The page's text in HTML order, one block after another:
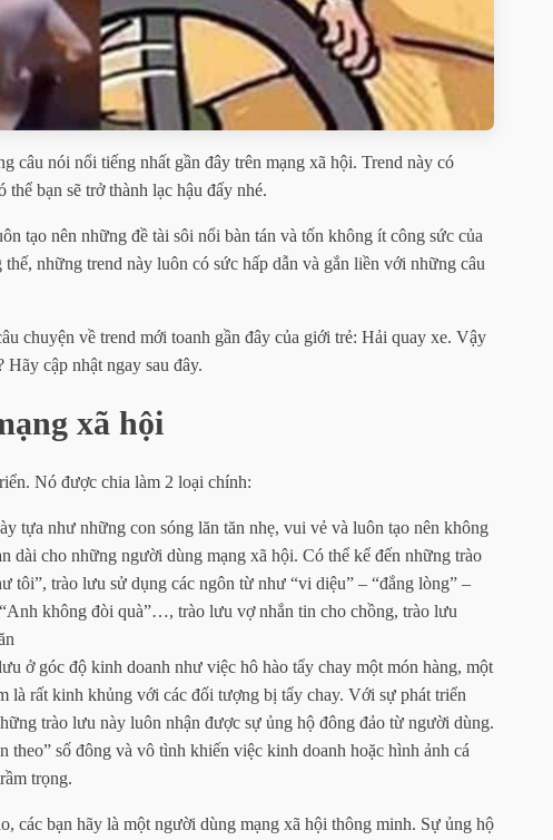
câu nói nổi tiếng nhất gần đây trên mạng xã hội. Trend này có
bạn sẽ trở thành lạc hậu đấy nhé.
tạo nên những đề tài sôi nổi bàn tán và tốn không ít công sức của
những trend này luôn có sức hấp dẫn và gắn liền với những câu
chuyện về trend mới toanh gần đây của giới trẻ: Hải quay xe. Vậy
Hãy cập nhật ngay sau đây.
xã hội
Nó được chia làm 2 loại chính:
tựa như những con sóng lăn tăn nhẹ, vui vẻ và luôn tạo nên không
dài cho những người dùng mạng xã hội. Có thể kể đến những trào
tôi”, trào lưu sử dụng các ngôn từ như “vi diệu” – “đắng lòng” –
không đòi quà”…, trào lưu vợ nhắn tin cho chồng, trào lưu
ở góc độ kinh doanh như việc hô hào tẩy chay một món hàng, một
là rất kinh khủng với các đối tượng bị tẩy chay. Với sự phát triển
trào lưu này luôn nhận được sự ủng hộ đông đảo từ người dùng.
theo” số đông và vô tình khiến việc kinh doanh hoặc hình ảnh cá
trọng.
các bạn hãy là một người dùng mạng xã hội thông minh. Sự ủng hộ